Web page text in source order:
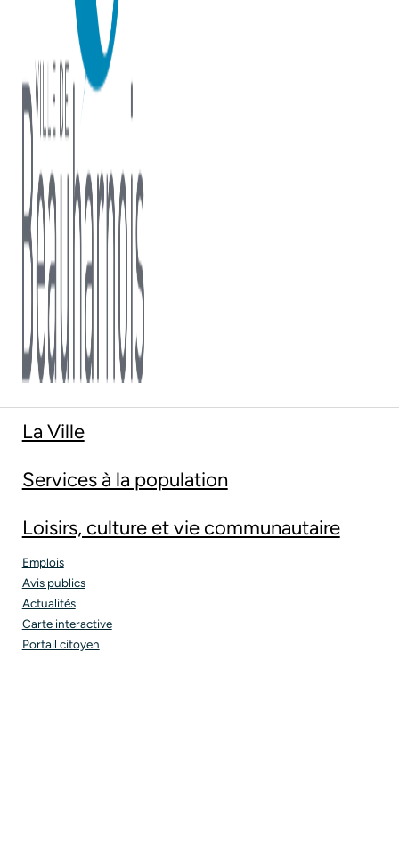
La Ville
Services à la population
Loisirs, culture et vie communautaire
Emplois
Avis publics
Actualités
Carte interactive
Portail citoyen